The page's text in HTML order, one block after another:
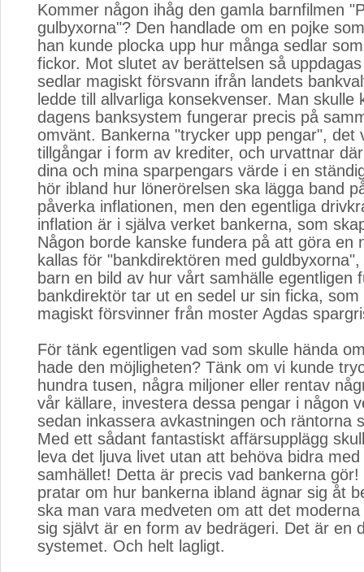
Kommer någon ihåg den gamla barnfilmen
gulbyxorna"? Den handlade om en pojke
han kunde plocka upp hur många sedlar
fickor. Mot slutet av berättelsen så
sedlar magiskt försvann ifrån landets
ledde till allvarliga konsekvenser. Man skulle
dagens banksystem fungerar precis på
omvänt. Bankerna "trycker upp pengar", det
tillgångar i form av krediter, och urvattnar
dina och mina sparpengars värde i en
hör ibland hur lönerörelsen ska lägga band
påverka inflationen, men den egentliga
inflation är i själva verket bankerna, som
Någon borde kanske fundera på att göra en
kallas för "bankdirektören med
barn en bild av hur vårt samhälle egentligen
bankdirektör tar ut en sedel ur sin ficka,
magiskt försvinner från moster Agdas
För tänk egentligen vad som skulle hända
hade den möjligheten? Tänk om vi kunde
hundra tusen, några miljoner eller rentav
vår källare, investera dessa pengar i någon
sedan inkassera avkastningen och räntorna
Med ett sådant fantastiskt affärsupplägg
leva det ljuva livet utan att behöva bidra
samhället! Detta är precis vad bankerna
pratar om hur bankerna ibland ägnar sig åt
ska man vara medveten om att det
sig självt är en form av bedrägeri. Det är en
systemet. Och helt lagligt.